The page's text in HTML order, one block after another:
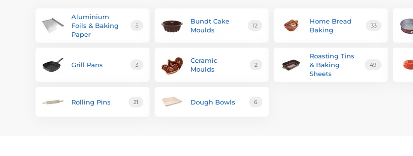
Aluminium
Foils & Baking
Paper
5
Bundt Cake
Moulds
12
Home Bread
Baking
33
Grill Pans 3
Ceramic
Moulds
2
Roasting Tins
& Baking
Sheets
49
Rolling Pins 21 Dough Bowls 6